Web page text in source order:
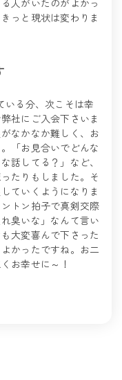
人がいたのがよかっ
っと現状は変わりま
いる分、次こそは幸
社にご入会下さいま
なかなか難しく、お
「お見合いでどんな
話してる？」など、
たりもしました。そ
ていくようになりま
トン拍子で真剣交際
臭いな」なんて言い
大変喜んで下さった
かったですね。お二
お幸せに～！